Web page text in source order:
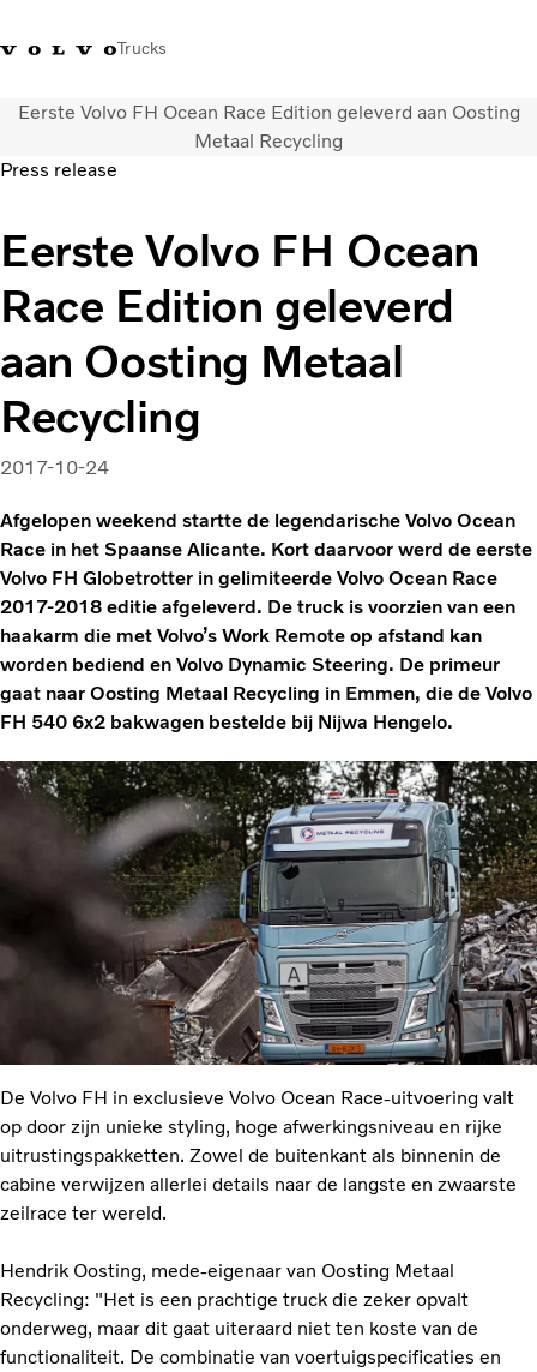
Trucks
ContactKennis vergrotenMerchandiseInloggenNederland
CO2-reductie
Trucks
Truck Builder
Services
Dealer locator
Nieuws
Over ons
Eerste Volvo FH Ocean Race Edition geleverd aan Oosting
Metaal Recycling
Press release
Eerste Volvo FH Ocean
Race Edition geleverd
aan Oosting Metaal
Recycling
2017-10-24
Afgelopen weekend startte de legendarische Volvo Ocean
Race in het Spaanse Alicante. Kort daarvoor werd de eerste
Volvo FH Globetrotter in gelimiteerde Volvo Ocean Race
2017-2018 editie afgeleverd. De truck is voorzien van een
haakarm die met Volvo’s Work Remote op afstand kan
worden bediend en Volvo Dynamic Steering. De primeur
gaat naar Oosting Metaal Recycling in Emmen, die de Volvo
FH 540 6x2 bakwagen bestelde bij Nijwa Hengelo.
De Volvo FH in exclusieve Volvo Ocean Race-uitvoering valt
op door zijn unieke styling, hoge afwerkingsniveau en rijke
uitrustingspakketten. Zowel de buitenkant als binnenin de
cabine verwijzen allerlei details naar de langste en zwaarste
zeilrace ter wereld.
Hendrik Oosting, mede-eigenaar van Oosting Metaal
Recycling: "Het is een prachtige truck die zeker opvalt
onderweg, maar dit gaat uiteraard niet ten koste van de
functionaliteit. De combinatie van voertuigspecificaties en